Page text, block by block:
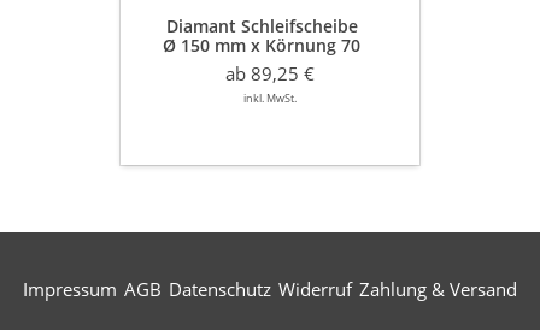
zum
Schleifen
Diamant Schleifscheibe
Ø 150 mm x Körnung 70
mit Klettaufnahme
zum Schleifen von Parketten
ab 89,25 €
inkl. MwSt.
Impressum AGB Datenschutz Widerruf Zahlung & Versand